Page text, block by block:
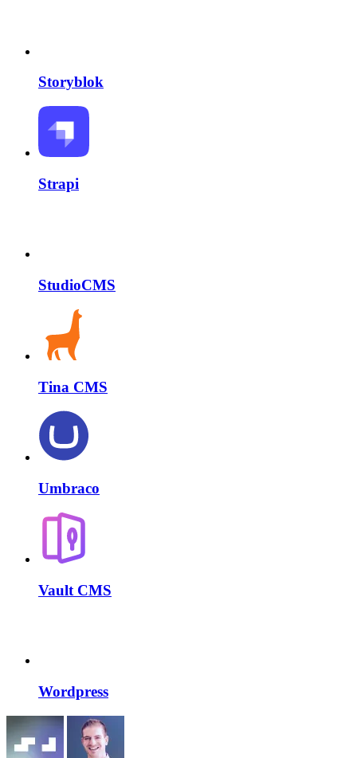
Storyblok
Strapi
StudioCMS
Tina CMS
Umbraco
Vault CMS
Wordpress